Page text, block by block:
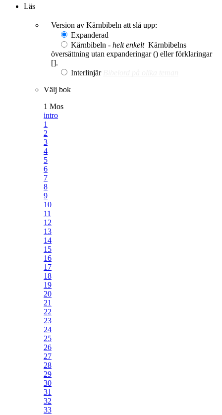
Läs
Version av Kärnbibeln att slå upp:
Expanderad
Kärnbibeln - helt enkelt Kärnbibelns
översättning utan expanderingar () eller förklaringar
[].
Interlinjär
Välj bok
1 Mos
intro
1
2
3
4
5
6
7
8
9
10
11
12
13
14
15
16
17
18
19
20
21
22
23
24
25
26
27
28
29
30
31
32
33